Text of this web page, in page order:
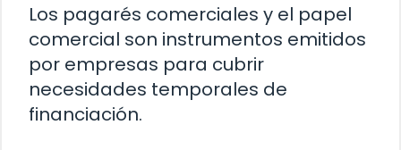
Los pagarés comerciales y el papel
comercial son instrumentos emitidos
por empresas para cubrir
necesidades temporales de
financiación.